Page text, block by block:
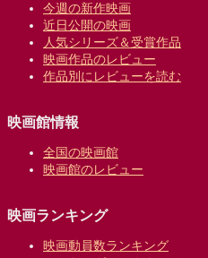
今週の新作映画
近日公開の映画
人気シリーズ＆受賞作品
映画作品のレビュー
作品別にレビューを読む
映画館情報
全国の映画館
映画館のレビュー
映画ランキング
映画動員数ランキング